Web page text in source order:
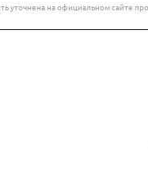
уточнена на официальном сайте